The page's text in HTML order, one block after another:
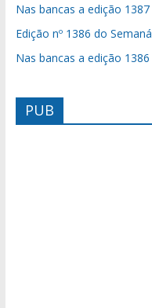
Nas bancas a edição
Edição nº 1386 do
Nas bancas a edição
PUB